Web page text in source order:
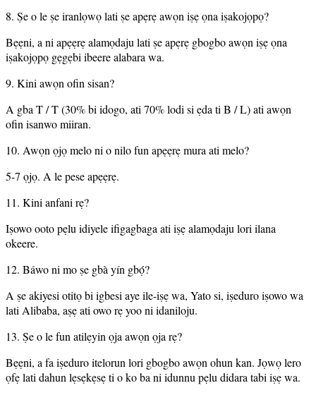
8. Ṣe o le ṣe iranlọwọ lati ṣe apẹrẹ awọn iṣẹ ọna iṣakojọpọ?
Bẹẹni, a ni apẹẹrẹ alamọdaju lati ṣe apẹrẹ gbogbo awọn iṣẹ ọna
iṣakojọpọ gẹgẹbi ibeere alabara wa.
9. Kini awọn ofin sisan?
A gba T / T (30% bi idogo, ati 70% lodi si ẹda ti B / L) ati awọn
ofin isanwo miiran.
10. Awọn ọjọ melo ni o nilo fun apẹẹrẹ mura ati melo?
5-7 ọjọ. A le pese apẹẹrẹ.
11. Kini anfani rẹ?
Iṣowo ooto pẹlu idiyele ifigagbaga ati iṣẹ alamọdaju lori ilana
okeere.
12. Báwo ni mo ṣe gbà yín gbọ́?
A ṣe akiyesi otitọ bi igbesi aye ile-iṣẹ wa, Yato si, iṣeduro iṣowo wa
lati Alibaba, aṣẹ ati owo rẹ yoo ni idaniloju.
13. Ṣe o le fun atilẹyin ọja awọn ọja rẹ?
Bẹẹni, a fa iṣeduro itelorun lori gbogbo awọn ohun kan. Jọwọ lero
ọfẹ lati dahun lẹsẹkẹsẹ ti o ko ba ni idunnu pẹlu didara tabi iṣẹ wa.